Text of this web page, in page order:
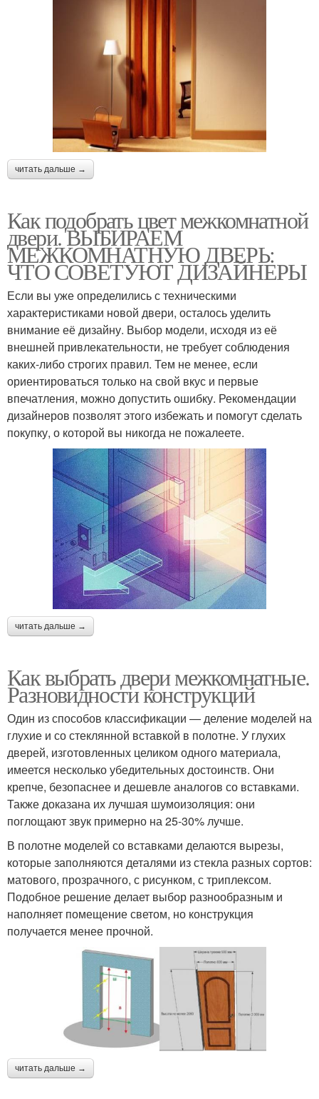
читать дальше →
Как подобрать цвет межкомнатной
двери. ВЫБИРАЕМ
МЕЖКОМНАТНУЮ ДВЕРЬ:
ЧТО СОВЕТУЮТ ДИЗАЙНЕРЫ
Если вы уже определились с техническими
характеристиками новой двери, осталось уделить
внимание её дизайну. Выбор модели, исходя из её
внешней привлекательности, не требует соблюдения
каких-либо строгих правил. Тем не менее, если
ориентироваться только на свой вкус и первые
впечатления, можно допустить ошибку. Рекомендации
дизайнеров позволят этого избежать и помогут сделать
покупку, о которой вы никогда не пожалеете.
читать дальше →
Как выбрать двери межкомнатные.
Разновидности конструкций
Один из способов классификации — деление моделей на
глухие и со стеклянной вставкой в полотне. У глухих
дверей, изготовленных целиком одного материала,
имеется несколько убедительных достоинств. Они
крепче, безопаснее и дешевле аналогов со вставками.
Также доказана их лучшая шумоизоляция: они
поглощают звук примерно на 25-30% лучше.
В полотне моделей со вставками делаются вырезы,
которые заполняются деталями из стекла разных сортов:
матового, прозрачного, с рисунком, с триплексом.
Подобное решение делает выбор разнообразным и
наполняет помещение светом, но конструкция
получается менее прочной.
читать дальше →